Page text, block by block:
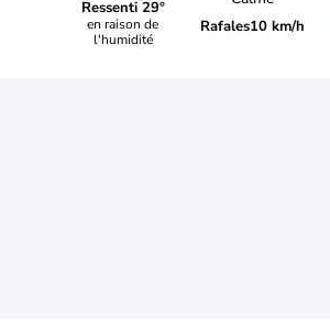
Ressenti 29°
en raison de
l'humidité
Rafales10 km/h